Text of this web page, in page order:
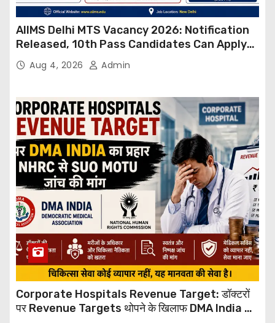
AIIMS Delhi MTS Vacancy 2026: Notification
Released, 10th Pass Candidates Can Apply
Through Email
Aug 4, 2026 Admin
Corporate Hospitals Revenue Target: डॉक्टरों
पर Revenue Targets थोपने के खिलाफ DMA India का